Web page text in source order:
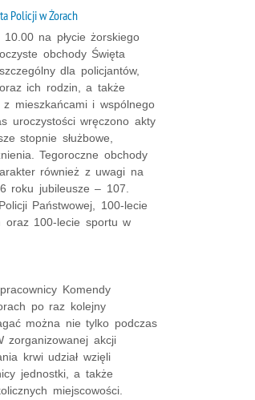
Policji w Żorach
na płycie żorskiego
obchody Święta
dla policjantów,
ich rodzin, a także
mieszkańcami i wspólnego
uroczystości wręczono akty
stopnie służbowe,
Tegoroczne obchody
również z uwagi na
roku jubileusze – 107.
Państwowej, 100-lecie
oraz 100-lecie sportu w
Komendy
po raz kolejny
można nie tylko podczas
zorganizowanej akcji
krwi udział wzięli
jednostki, a także
miejscowości.